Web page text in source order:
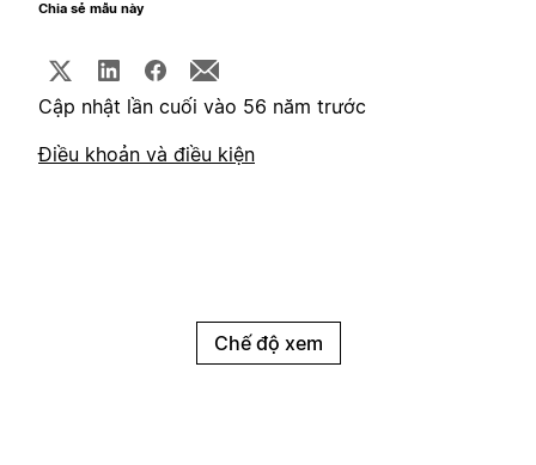
Chia sẻ mẫu này
Cập nhật lần cuối vào 56 năm trước
Điều khoản và điều kiện
Chế độ xem